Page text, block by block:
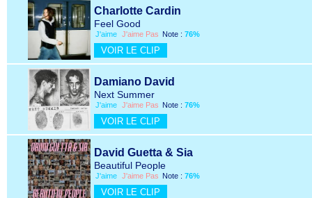
Charlotte Cardin
Feel Good
J'aime J'aime Pas Note : 76%
VOIR LE CLIP
Damiano David
Next Summer
J'aime J'aime Pas Note : 76%
VOIR LE CLIP
David Guetta & Sia
Beautiful People
J'aime J'aime Pas Note : 76%
VOIR LE CLIP